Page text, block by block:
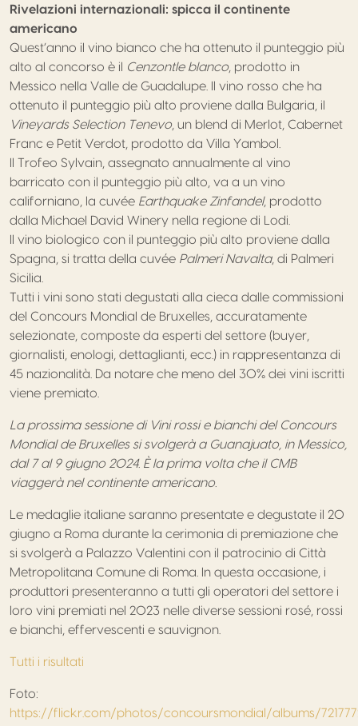
Rivelazioni internazionali: spicca il continente
americano
Quest’anno il vino bianco che ha ottenuto il punteggio più
alto al concorso è il Cenzontle blanco , prodotto in
Messico nella Valle de Guadalupe. Il vino rosso che ha
ottenuto il punteggio più alto proviene dalla Bulgaria, il
Vineyards Selection Tenevo , un blend di Merlot, Cabernet
Franc e Petit Verdot, prodotto da Villa Yambol.
Il Trofeo Sylvain, assegnato annualmente al vino
barricato con il punteggio più alto, va a un vino
californiano, la cuvée Earthquake Zinfandel, prodotto
dalla Michael David Winery nella regione di Lodi.
Il vino biologico con il punteggio più alto proviene dalla
Spagna, si tratta della cuvée Palmeri Navalta, di Palmeri
Sicilia.
Tutti i vini sono stati degustati alla cieca dalle commissioni
del Concours Mondial de Bruxelles, accuratamente
selezionate, composte da esperti del settore (buyer,
giornalisti, enologi, dettaglianti, ecc.) in rappresentanza di
45 nazionalità. Da notare che meno del 30% dei vini iscritti
viene premiato.
La prossima sessione di Vini rossi e bianchi del Concours
Mondial de Bruxelles si svolgerà a Guanajuato, in Messico,
dal 7 al 9 giugno 2024. È la prima volta che il CMB
viaggerà nel continente americano.
Le medaglie italiane saranno presentate e degustate il 20
giugno a Roma durante la cerimonia di premiazione che
si svolgerà a Palazzo Valentini con il patrocinio di Città
Metropolitana Comune di Roma. In questa occasione, i
produttori presenteranno a tutti gli operatori del settore i
loro vini premiati nel 2023 nelle diverse sessioni rosé, rossi
e bianchi, effervescenti e sauvignon.
Tutti i risultati
Foto:
https://flickr.com/photos/concoursmondial/albums/